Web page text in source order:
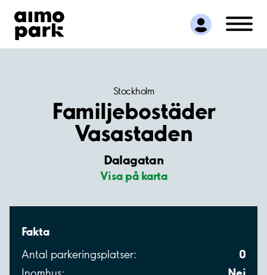
Hitta parkering
Samarbete
Kundservice
Stockholm
Familjebostäder
Vasastaden
Dalagatan
Visa på karta
Fakta
Antal parkeringsplatser: 0